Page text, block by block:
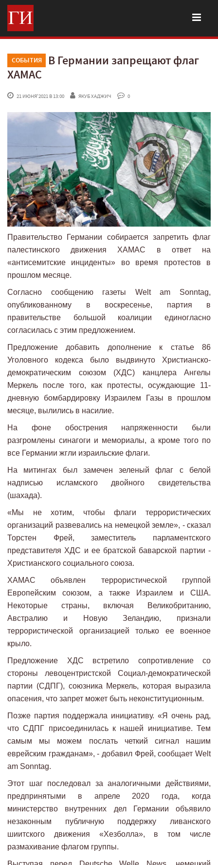
СОБЫТИЯ
В Германии запрещают флаг
ХАМАС
21 ИЮНЯ'2021 В 13:00 ЯКУБ ХАДЖИЧ 0
Правительство Германии собирается запретить флаг
палестинского движения ХАМАС в ответ на
«антисемитские инциденты» во время протестов в
прошлом месяце.
Согласно сообщению газеты Welt am Sonntag,
опубликованному в воскресенье, партия в
правительстве большой коалиции единогласно
согласилась с этим предложением.
Предложение добавить дополнение к статье 86
Уголовного кодекса было выдвинуто Христианско-
демократическим союзом (ХДС) канцлера Ангелы
Меркель после того, как протесты, осуждающие 11-
дневную бомбардировку Израилем Газы в прошлом
месяце, вылились в насилие.
На фоне обострения напряженности были
разгромлены синагоги и мемориалы, а кроме того по
все Германии жгли израильские флаги.
На митингах был замечен зеленый флаг с белой
надписью исламского двойного свидетельства
(шахада).
«Мы не хотим, чтобы флаги террористических
организаций развевались на немецкой земле», - сказал
Торстен Фрей, заместитель парламентского
представителя ХДС и ее братской баварской партии -
Христианского социального союза.
ХАМАС объявлен террористической группой
Европейским союзом, а также Израилем и США.
Некоторые страны, включая Великобританию,
Австралию и Новую Зеландию, признали
террористической организацией только ее военное
крыло.
Предложение ХДС встретило сопротивление со
стороны левоцентристской Социал-демократической
партии (СДПГ), союзника Меркель, которая выразила
опасения, что запрет может быть неконституционным.
Позже партия поддержала инициативу. «Я очень рад,
что СДПГ присоединилась к нашей инициативе. Тем
самым мы можем послать четкий сигнал нашим
еврейским гражданам», - добавил Фрей, сообщает Welt
am Sonntag.
Этот шаг последовал за аналогичными действиями,
предпринятыми в апреле 2020 года, когда
министерство внутренних дел Германии объявило
незаконным публичную поддержку ливанского
шиитского движения «Хезболла», в том числе
размахивание флагом группы.